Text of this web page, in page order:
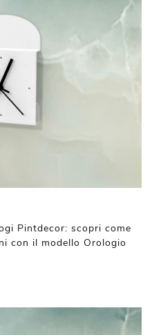
Pintdecor: scopri come
con il modello Orologio